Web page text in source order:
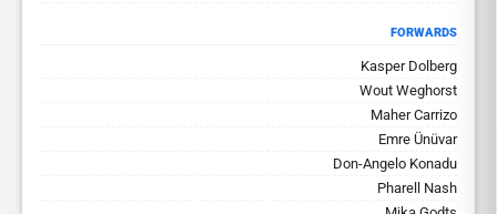
FORWARDS
Kasper Dolberg
Wout Weghorst
Maher Carrizo
Emre Ünüvar
Don-Angelo Konadu
Pharell Nash